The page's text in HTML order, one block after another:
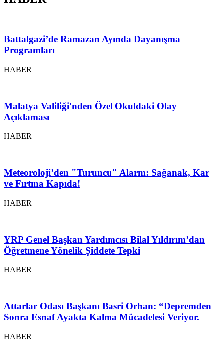
Battalgazi’de Ramazan Ayında Dayanışma
Programları
HABER
Malatya Valiliği'nden Özel Okuldaki Olay
Açıklaması
HABER
Meteoroloji’den "Turuncu" Alarm: Sağanak, Kar
ve Fırtına Kapıda!
HABER
YRP Genel Başkan Yardımcısı Bilal Yıldırım’dan
Öğretmene Yönelik Şiddete Tepki
HABER
Attarlar Odası Başkanı Basri Orhan: “Depremden
Sonra Esnaf Ayakta Kalma Mücadelesi Veriyor.
HABER